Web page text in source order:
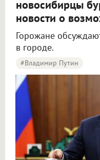
новосибирцы
новости о
Горожане
в городе.
#Владимир Путин